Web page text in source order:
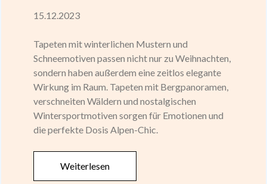
15.12.2023
Tapeten mit winterlichen Mustern und
Schneemotiven passen nicht nur zu Weihnachten,
sondern haben außerdem eine zeitlos elegante
Wirkung im Raum. Tapeten mit Bergpanoramen,
verschneiten Wäldern und nostalgischen
Wintersportmotiven sorgen für Emotionen und
die perfekte Dosis Alpen-Chic.
Weiterlesen